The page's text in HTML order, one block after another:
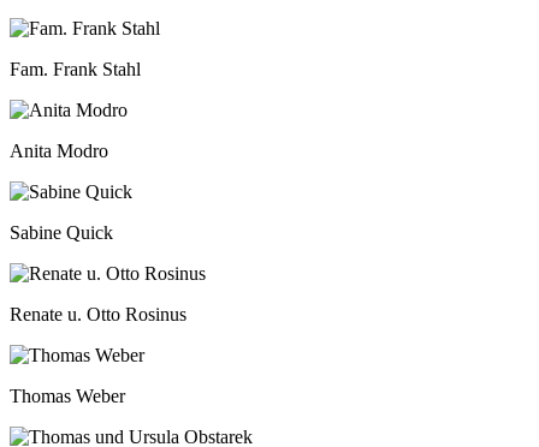
Fam. Frank Stahl
Anita Modro
Sabine Quick
Renate u. Otto Rosinus
Thomas Weber